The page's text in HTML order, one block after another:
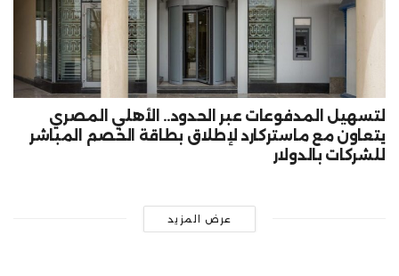
لتسهيل المدفوعات عبر الحدود.. الأهلي المصري
يتعاون مع ماستركارد لإطلاق بطاقة الخصم المباشر
للشركات بالدولار
عرض المزيد